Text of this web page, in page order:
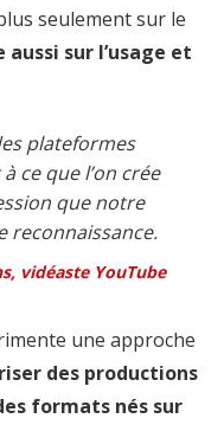
seulement sur le
aussi sur l’usage et
plateformes
ce que l’on crée
que notre
reconnaissance.
vidéaste YouTube
une approche
des productions
formats nés sur